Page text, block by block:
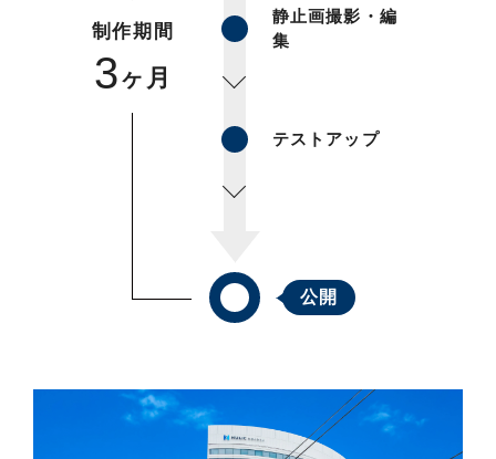
制作期間
3ヶ月
静止画撮影・編
集
テストアップ
公開